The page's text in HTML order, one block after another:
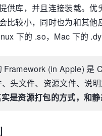
供库，并且连接装载。
比较小，同时也为和其
下的 .so，Mac 下的
Framework (in Apple) 是
头文件、资源文件、说
是资源打包的方式，和